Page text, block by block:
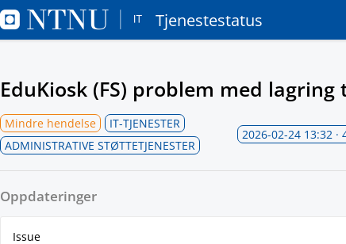
Tjenestestatus
EduKiosk (FS) problem med lagring
Mindre hendelse
IT-TJENESTER
ADMINISTRATIVE STØTTETJENESTER
2026-02-24 13:32 ·
Oppdateringer
Issue